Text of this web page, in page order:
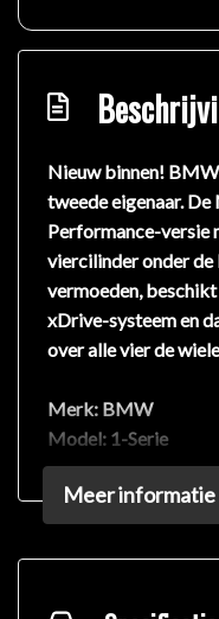
Nieuw binnen!
tweede eigenaar.
Performance-versie
viercilinder onder de
vermoeden,
xDrive-systeem en
over alle vier de
Merk: BMW
Model: 1-Serie
Uitvoering:M135i
Bouwjaar:2020
Kilometers:56.800
Brandstof:Benzine
Meer informatie